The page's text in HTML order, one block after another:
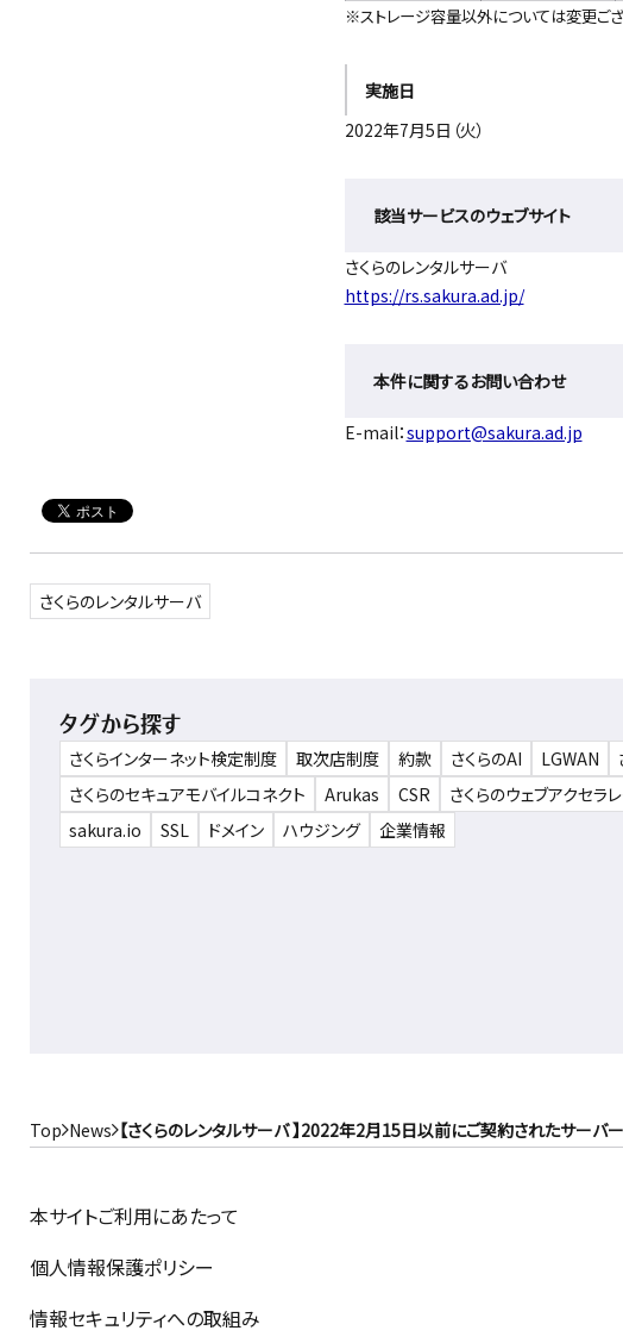
※ストレージ容量以外については変更ござ
実施日
2022年7月5日（火）
該当サービスのウェブサイト
さくらのレンタルサーバ
https://rs.sakura.ad.jp/
本件に関するお問い合わせ
E-mail：support@sakura.ad.jp
さくらのレンタルサーバ
タグから探す
さくらインターネット検定制度 取次店制度 約款 さくらのAI LGWAN
さくらのセキュアモバイルコネクト
Arukas CSR さくらのウェブアクセラ
sakura.io
SSL ドメイン ハウジング 企業情報
Top News 【さくらのレンタルサーバ 】2022年2月15日以前にご契約されたサーバ
本サイトご利用にあたって
個人情報保護ポリシー
情報セキュリティへの取組み